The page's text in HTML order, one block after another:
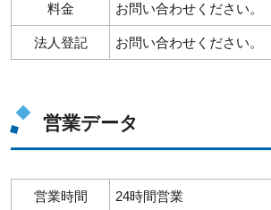
料金 お問い合わせください。
法人登記 お問い合わせください。
営業データ
営業時間 24時間営業